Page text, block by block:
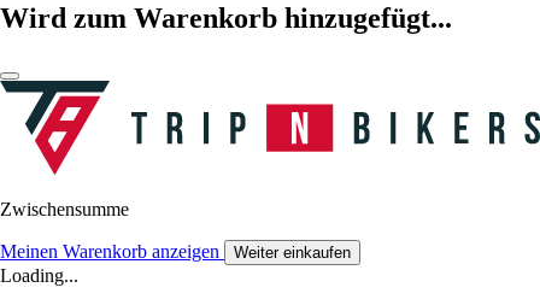
Wird zum Warenkorb hinzugefügt...
Zwischensumme
Meinen Warenkorb anzeigen Weiter einkaufen
Loading...